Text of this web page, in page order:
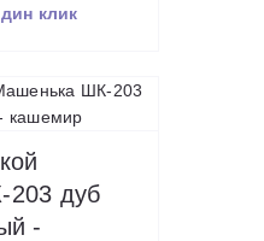
клик
дуб
-